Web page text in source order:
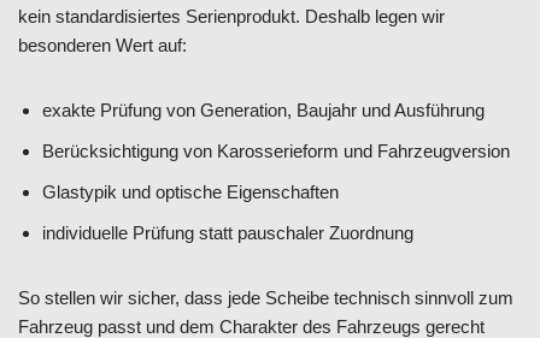
kein standardisiertes Serienprodukt. Deshalb legen wir
besonderen Wert auf:
exakte Prüfung von Generation, Baujahr und Ausführung
Berücksichtigung von Karosserieform und Fahrzeugversion
Glastypik und optische Eigenschaften
individuelle Prüfung statt pauschaler Zuordnung
So stellen wir sicher, dass jede Scheibe technisch sinnvoll zum
Fahrzeug passt und dem Charakter des Fahrzeugs gerecht